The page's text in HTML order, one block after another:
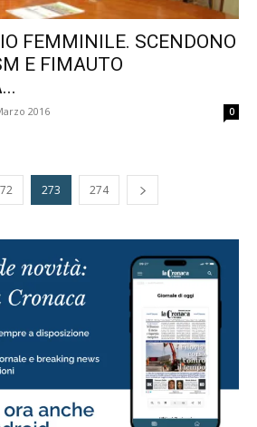
FEMMINILE. SCENDONO
E FIMAUTO
2016 0
273 274